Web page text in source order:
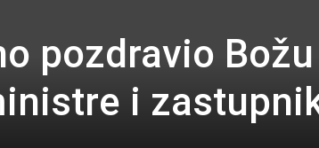
pozdravio Božu
i